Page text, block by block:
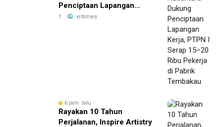
Penciptaan Lapangan
Kerja, PTPN I Serap 15–20
1 vritimes
6 jam lalu
Rayakan 10 Tahun
Perjalanan, Inspire Artistry